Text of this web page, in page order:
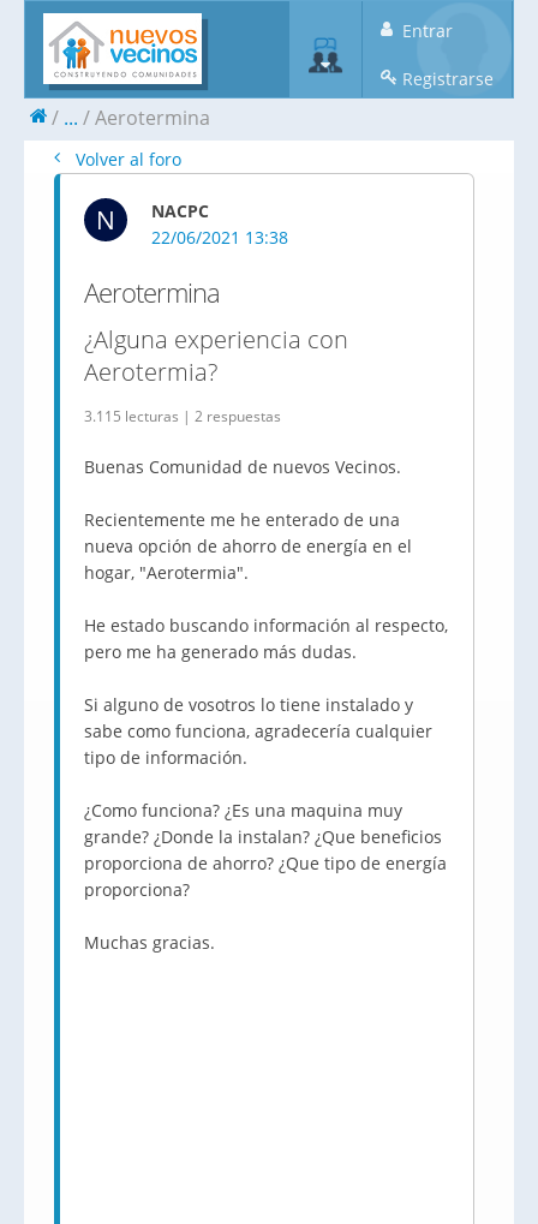
Entrar
Registrarse
... Aerotermina
Volver al foro
N
NACPC
22/06/2021 13:38
Aerotermina
¿Alguna experiencia con
Aerotermia?
3.115 lecturas | 2 respuestas
Buenas Comunidad de nuevos Vecinos.
Recientemente me he enterado de una
nueva opción de ahorro de energía en el
hogar, "Aerotermia".
He estado buscando información al respecto,
pero me ha generado más dudas.
Si alguno de vosotros lo tiene instalado y
sabe como funciona, agradecería cualquier
tipo de información.
¿Como funciona? ¿Es una maquina muy
grande? ¿Donde la instalan? ¿Que beneficios
proporciona de ahorro? ¿Que tipo de energía
proporciona?
Muchas gracias.